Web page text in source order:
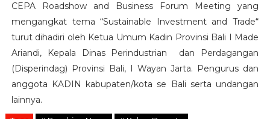
CEPA Roadshow and Business Forum Meeting yang
mengangkat tema “Sustainable Investment and Trade“
turut dihadiri oleh Ketua Umum Kadin Provinsi Bali I Made
Ariandi, Kepala Dinas Perindustrian dan Perdagangan
(Disperindag) Provinsi Bali, I Wayan Jarta. Pengurus dan
anggota KADIN kabupaten/kota se Bali serta undangan
lainnya.